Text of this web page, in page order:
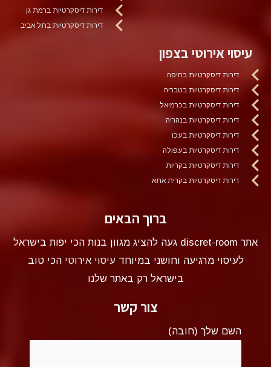
דירות דיסקרטיות ברמת גן
דירות דיסקרטיות בתל אביב
עיסוי אירוטי בצפון
דירות דיסקרטיות בחיפה
דירות דיסקרטיות בטבריה
דירות דיסקרטיות בכרמיאל
דירות דיסקרטיות בנהריה
דירות דיסקרטיות בעכו
דירות דיסקרטיות בעפולה
דירות דיסקרטיות בקריות
דירות דיסקרטיות בקרית אתא
ברוך הבאים
אתר discret-room געה להציג מגוון בנות הכי יפות בישראל
לעיסוי מרגיעה וחושני במיוחדעיסוי אירוטי הכי טוב
בישראל רק באתר שלנו
צור קשר
השם שלך (חובה)